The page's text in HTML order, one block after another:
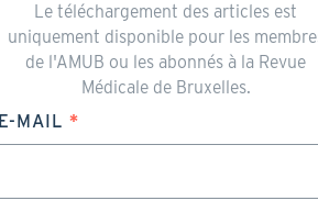
Le téléchargement des articles est
uniquement disponible pour les
de l'AMUB ou les abonnés à la Revue
Médicale de Bruxelles.
E-MAIL